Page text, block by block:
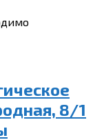
8/1